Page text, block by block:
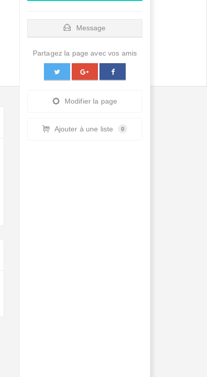
Message
Partagez la page avec vos amis
Modifier la page
Ajouter à une liste 0